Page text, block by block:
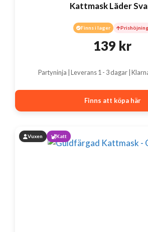
Kattmask Läder
Finns i lager Prishöjning
139 kr
Partyninja | Leverans 1 - 3 dagar |
Finns att köpa här
Vuxen Katt